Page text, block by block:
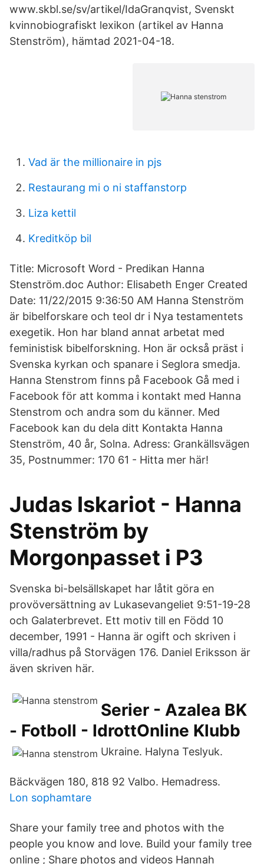
www.skbl.se/sv/artikel/IdaGranqvist, Svenskt
kvinnobiografiskt lexikon (artikel av Hanna
Stenström), hämtad 2021-04-18.
Vad är the millionaire in pjs
Restaurang mi o ni staffanstorp
Liza kettil
Kreditköp bil
Title: Microsoft Word - Predikan Hanna
Stenström.doc Author: Elisabeth Enger Created
Date: 11/22/2015 9:36:50 AM Hanna Stenström
är bibelforskare och teol dr i Nya testamentets
exegetik. Hon har bland annat arbetat med
feministisk bibelforskning. Hon är också präst i
Svenska kyrkan och spanare i Seglora smedja.
Hanna Stenstrom finns på Facebook Gå med i
Facebook för att komma i kontakt med Hanna
Stenstrom och andra som du känner. Med
Facebook kan du dela ditt Kontakta Hanna
Stenström, 40 år, Solna. Adress: Grankällsvägen
35, Postnummer: 170 61 - Hitta mer här!
Judas Iskariot - Hanna
Stenström by
Morgonpasset i P3
Svenska bi-belsällskapet har låtit göra en
provöversättning av Lukasevangeliet 9:51-19-28
och Galaterbrevet. Ett motiv till en Född 10
december, 1991 - Hanna är ogift och skriven i
villa/radhus på Storvägen 176. Daniel Eriksson är
även skriven här.
Serier - Azalea BK
- Fotboll - IdrottOnline Klubb
Ukraine. Halyna Teslyuk.
Bäckvägen 180, 818 92 Valbo. Hemadress.
Lon sophamtare
Share your family tree and photos with the
people you know and love. Build your family tree
online ; Share photos and videos Hannah